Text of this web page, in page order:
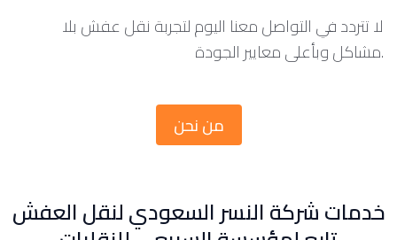
لا تتردد في التواصل معنا اليوم لتجربة نقل عفش بلا
مشاكل وبأعلى معايير الجودة.
من نحن
خدمات شركة النسر السعودي لنقل العفش